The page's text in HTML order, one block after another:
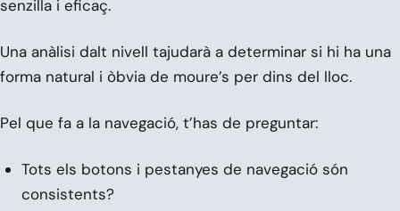
senzilla i eficaç.
Una anàlisi dalt nivell tajudarà a determinar si hi ha una
forma natural i òbvia de moure’s per dins del lloc.
Pel que fa a la navegació, t’has de preguntar:
Tots els botons i pestanyes de navegació són
consistents?